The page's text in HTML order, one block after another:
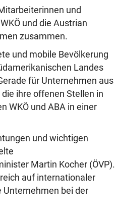
und
und die Austrian
zusammen.
und mobile Bevölkerung
Landes
für Unternehmen aus
ihre offenen Stellen in
WKÖ und ABA in einer
und wichtigen
Martin Kocher (ÖVP).
auf internationaler
Unternehmen bei der